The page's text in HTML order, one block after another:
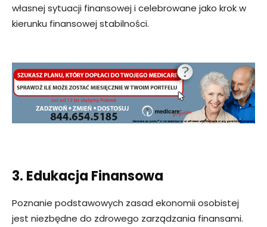
własnej sytuacji finansowej i celebrowane jako krok w
kierunku finansowej stabilności.
3. Edukacja Finansowa
Poznanie podstawowych zasad ekonomii osobistej
jest niezbędne do zdrowego zarządzania finansami.